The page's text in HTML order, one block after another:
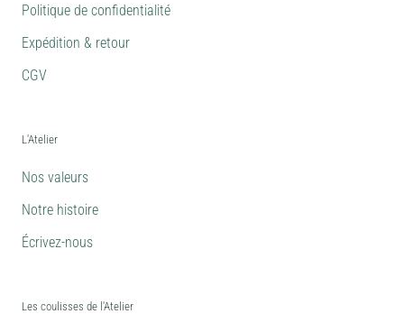
Politique de confidentialité
Expédition & retour
CGV
L'Atelier
Nos valeurs
Notre histoire
Écrivez-nous
Les coulisses de l'Atelier